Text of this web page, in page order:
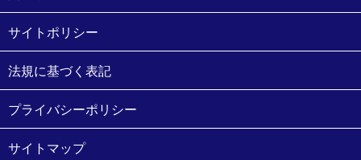
サイトポリシー
法規に基づく表記
プライバシーポリシー
サイトマップ